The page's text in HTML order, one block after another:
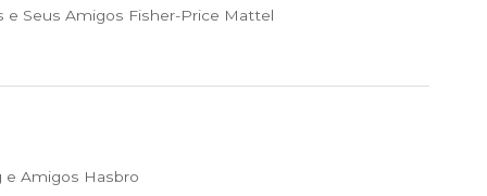
e Seus Amigos Fisher-Price Mattel
Amigos Hasbro